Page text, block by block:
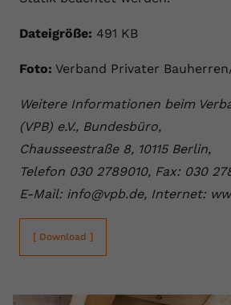
Dateigröße: 491 KB
Foto: Verband Privater
Weitere Informationen beim
(VPB) e.V., Bundesbüro,
Chausseestraße 8, 10115 Berlin,
Telefon 030 2789010, Fax: 030
E-Mail: info@vpb.de, Internet:
[ Download ]